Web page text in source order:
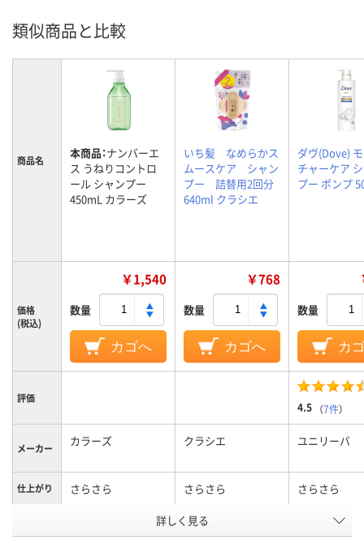
類似商品と比較
商品名 本商品：ナンバーエ
ス うねりコントロ
ール シャンプー
450mL カラーズ
いち髪 なめらかス
ムースケア シャン
プー 詰替用2回分
640ml クラシエ
ダヴ(Dove)
チャーケア
プー ポンプ
価格
(税込)
￥1,540
数量
カゴへ
￥768
数量
カゴへ
数量
カ
評価
4.5 （7件）
メーカー カラーズ クラシエ ユニリーバ
仕上がり さらさら さらさら さらさら
35
詳しく見る